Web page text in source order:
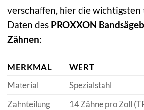
verschaffen, hier die wichtigsten
Daten des PROXXON
Zähnen:
MERKMAL
WERT
Material
Spezialstahl
Zahnteilung
14 Zähne pro Zoll